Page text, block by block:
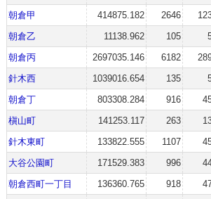
朝倉甲
414875.182 2646
朝倉乙
11138.962 105
朝倉丙
2697035.146 6182
針木西
1039016.654 135
朝倉丁
803308.284 916
槇山町
141253.117 263
針木東町
133822.555 1107
大谷公園町
171529.383 996
朝倉西町一丁目
136360.765 918